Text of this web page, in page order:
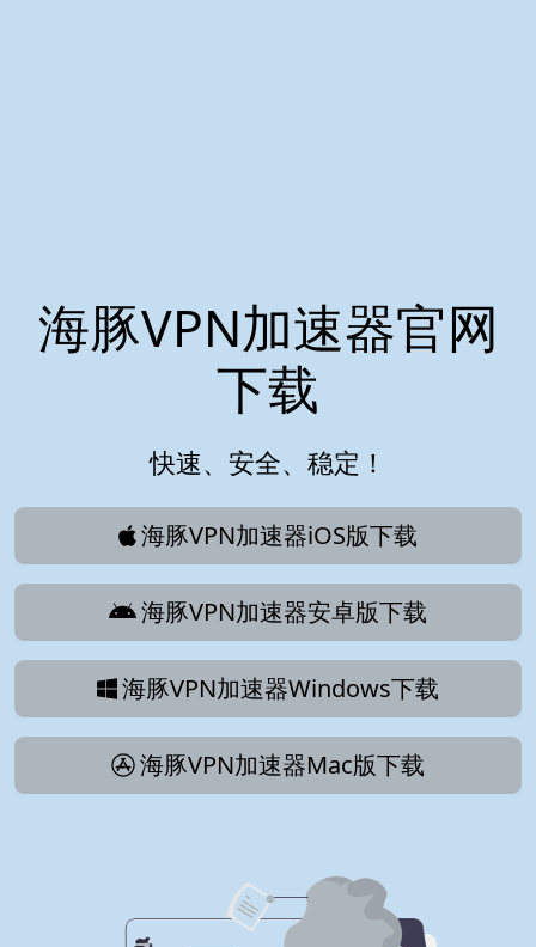
海豚VPN加速器官网
下载
快速、安全、稳定！
海豚VPN加速器iOS版下载
海豚VPN加速器安卓版下载
海豚VPN加速器Windows下载
海豚VPN加速器Mac版下载